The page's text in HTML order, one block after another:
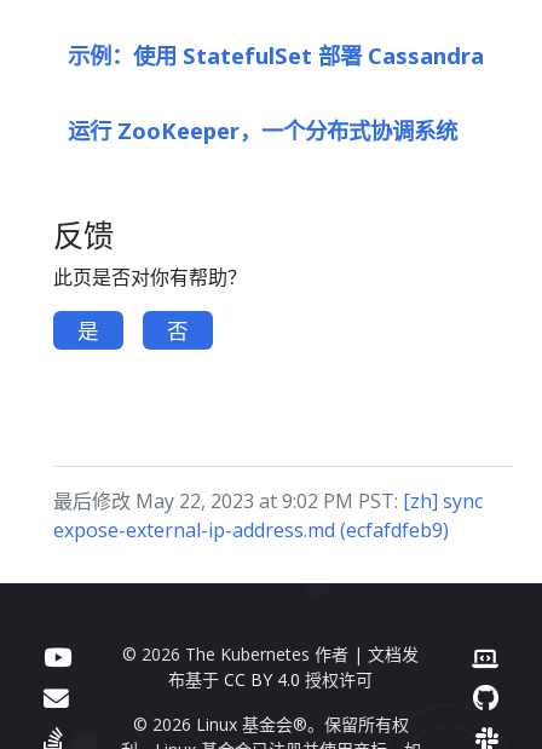
示例：使用 StatefulSet 部署 Cassandra
运行 ZooKeeper，一个分布式协调系统
反馈
此页是否对你有帮助？
是 否
最后修改 May 22, 2023 at 9:02 PM PST: [zh] sync
expose-external-ip-address.md (ecfafdfeb9)
© 2026 The Kubernetes 作者 | 文档发
布基于CC BY 4.0 授权许可
© 2026 Linux 基金会®。保留所有权